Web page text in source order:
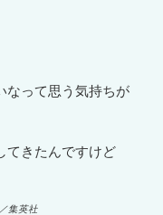
なって思う気持ちが
てきたんですけど
集英社